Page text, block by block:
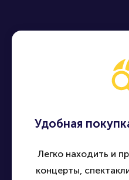
Удобная
Легко находить и
концерты,